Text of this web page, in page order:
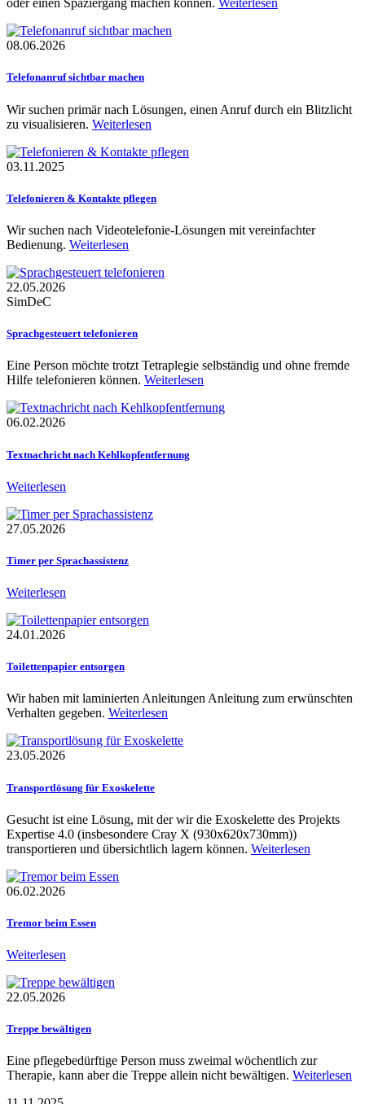
oder einen Spaziergang machen können. Weiterlesen
08.06.2026
Telefonanruf sichtbar machen
Wir suchen primär nach Lösungen, einen Anruf durch ein Blitzlicht
zu visualisieren. Weiterlesen
03.11.2025
Telefonieren & Kontakte pflegen
Wir suchen nach Videotelefonie-Lösungen mit vereinfachter
Bedienung. Weiterlesen
22.05.2026
SimDeC
Sprachgesteuert telefonieren
Eine Person möchte trotzt Tetraplegie selbständig und ohne fremde
Hilfe telefonieren können. Weiterlesen
06.02.2026
Textnachricht nach Kehlkopfentfernung
Weiterlesen
27.05.2026
Timer per Sprachassistenz
Weiterlesen
24.01.2026
Toilettenpapier entsorgen
Wir haben mit laminierten Anleitungen Anleitung zum erwünschten
Verhalten gegeben. Weiterlesen
23.05.2026
Transportlösung für Exoskelette
Gesucht ist eine Lösung, mit der wir die Exoskelette des Projekts
Expertise 4.0 (insbesondere Cray X (930x620x730mm))
transportieren und übersichtlich lagern können. Weiterlesen
06.02.2026
Tremor beim Essen
Weiterlesen
22.05.2026
Treppe bewältigen
Eine pflegebedürftige Person muss zweimal wöchentlich zur
Therapie, kann aber die Treppe allein nicht bewältigen. Weiterlesen